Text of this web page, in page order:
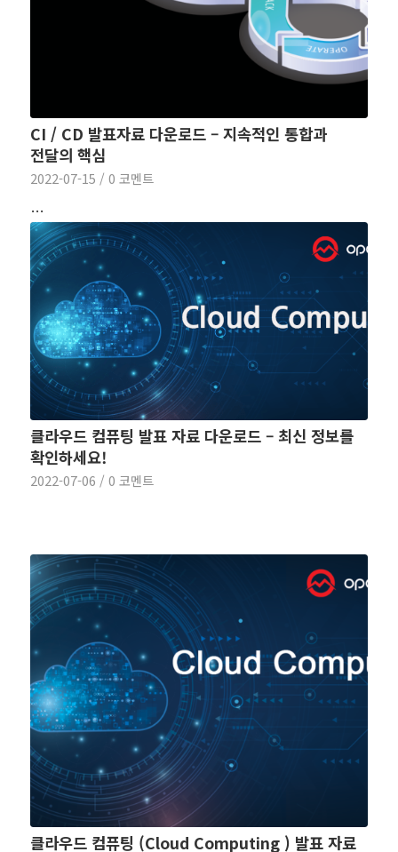
CI / CD 발표자료 다운로드 – 지속적인 통합과
전달의 핵심
2022-07-15 / 0 코멘트
…
클라우드 컴퓨팅 발표 자료 다운로드 – 최신 정보를
확인하세요!
2022-07-06 / 0 코멘트
클라우드 컴퓨팅 (Cloud Computing ) 발표 자료